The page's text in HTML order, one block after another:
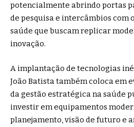
potencialmente abrindo portas
de pesquisa e intercâmbios com
saúde que buscam replicar
inovação.
A implantação de tecnologias
João Batista também coloca em
da gestão estratégica na saúde
investir em equipamentos
planejamento, visão de futuro e